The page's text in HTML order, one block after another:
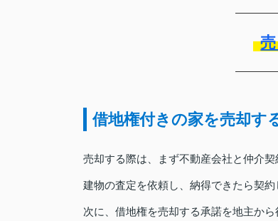
借地権付きの家を売却す
売却する際は、まず不動産会社と仲介契
建物の査定を依頼し、納得できたら契約
次に、借地権を売却する承諾を地主から